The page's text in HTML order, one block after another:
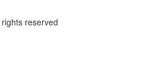
reserved